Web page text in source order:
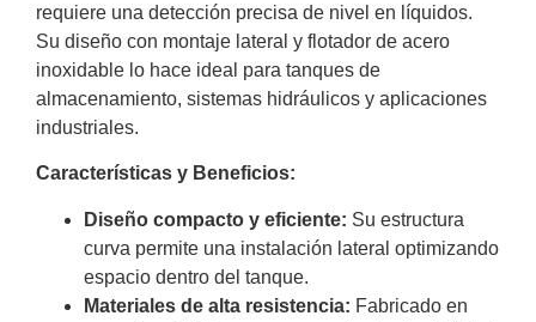
requiere una detección precisa de nivel en líquidos.
Su diseño con montaje lateral y flotador de acero
inoxidable lo hace ideal para tanques de
almacenamiento, sistemas hidráulicos y aplicaciones
industriales.
Características y Beneficios:
Diseño compacto y eficiente: Su estructura
curva permite una instalación lateral optimizando
espacio dentro del tanque.
Materiales de alta resistencia: Fabricado en